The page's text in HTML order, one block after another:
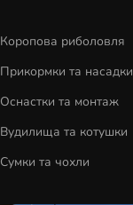
Коропова риболовля
Прикормки та насадки
Оснастки та монтаж
Вудилища та котушки
Сумки та чохли